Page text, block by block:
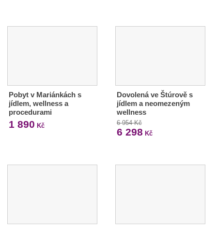
Pobyt v Mariánkách s
jídlem, wellness a
procedurami
1 890 Kč
Dovolená ve Štúrově s
jídlem a neomezeným
wellness
6 954 Kč
6 298 Kč